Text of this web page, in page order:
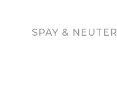
SPAY & NEUTER